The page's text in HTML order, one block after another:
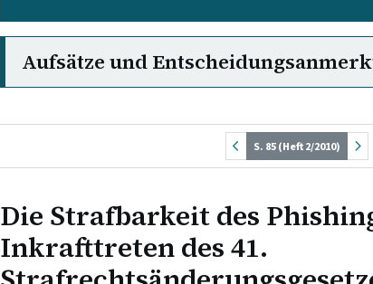
Aufsätze und
S. 85 (Heft 2/2010)
Die Strafbarkeit des
Inkrafttreten des 41.